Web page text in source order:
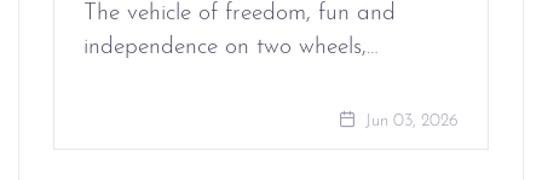
The vehicle of freedom, fun and
independence on two wheels,…
Jun 03, 2026